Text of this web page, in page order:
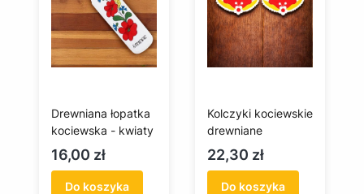
Drewniana łopatka
kociewska - kwiaty
Cena
16,00 zł
Do koszyka
Kolczyki kociewskie
drewniane
Cena
22,30 zł
Do koszyka